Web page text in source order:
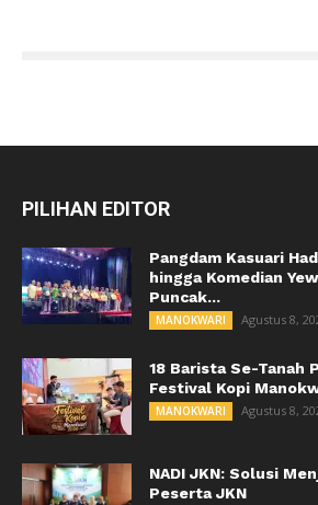
PILIHAN EDITOR
Pangdam Kasuari
hingga Komedian
Puncak...
MANOKWARI Agustus 8,
18 Barista Se-Tanah
Festival Kopi
MANOKWARI Agustus 8,
NADI JKN: Solusi
Peserta JKN